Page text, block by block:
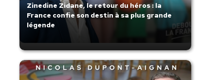
Zinedine Zidane, le retour du héros : la
France confie son destin à sa plus grande
légende